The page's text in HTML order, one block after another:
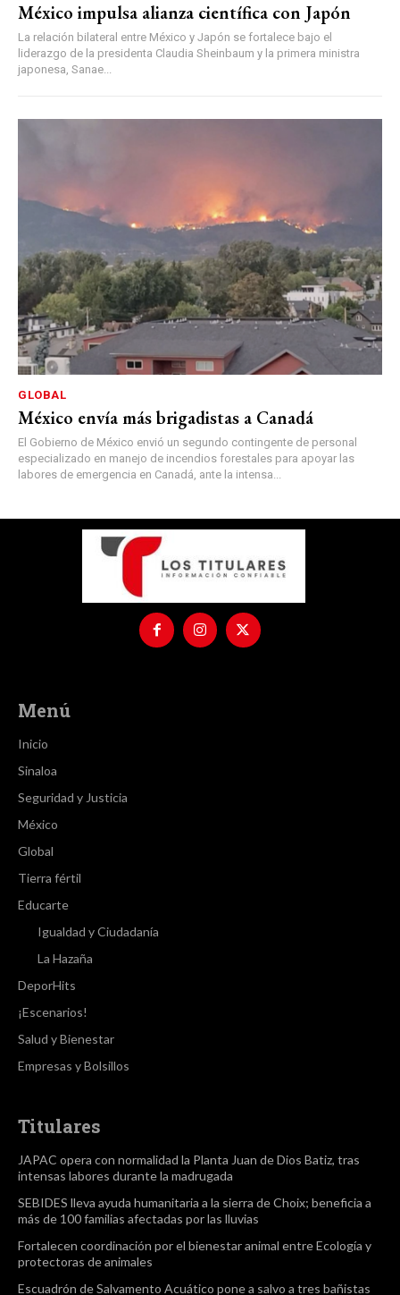
México impulsa alianza científica con Japón
La relación bilateral entre México y Japón se fortalece bajo el
liderazgo de la presidenta Claudia Sheinbaum y la primera ministra
japonesa, Sanae...
GLOBAL
México envía más brigadistas a Canadá
El Gobierno de México envió un segundo contingente de personal
especializado en manejo de incendios forestales para apoyar las
labores de emergencia en Canadá, ante la intensa...
Menú
Inicio
Sinaloa
Seguridad y Justicia
México
Global
Tierra fértil
Educarte
Igualdad y Ciudadanía
La Hazaña
DeporHits
¡Escenarios!
Salud y Bienestar
Empresas y Bolsillos
Titulares
JAPAC opera con normalidad la Planta Juan de Dios Batiz, tras
intensas labores durante la madrugada
SEBIDES lleva ayuda humanitaria a la sierra de Choix; beneficia a
más de 100 familias afectadas por las lluvias
Fortalecen coordinación por el bienestar animal entre Ecología y
protectoras de animales
Escuadrón de Salvamento Acuático pone a salvo a tres bañistas